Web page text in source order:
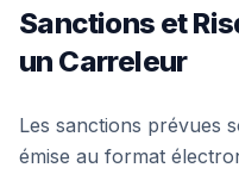
Sanctions et
un Carreleur
Les sanctions prévues
émise au format